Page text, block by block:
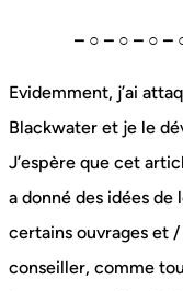
– ○ – ○ – ○ –
Evidemment, j’ai
Blackwater et je le
J’espère que cet
a donné des idées de
certains ouvrages et /
conseiller, comme